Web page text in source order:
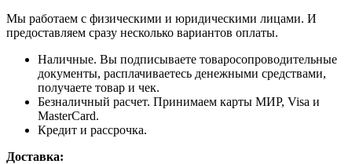
Мы работаем с физическими и юридическими лицами. И
предоставляем сразу несколько вариантов оплаты.
Наличные. Вы подписываете товаросопроводительные
документы, расплачиваетесь денежными средствами,
получаете товар и чек.
Безналичный расчет. Принимаем карты МИР, Visa и
MasterCard.
Кредит и рассрочка.
Доставка: